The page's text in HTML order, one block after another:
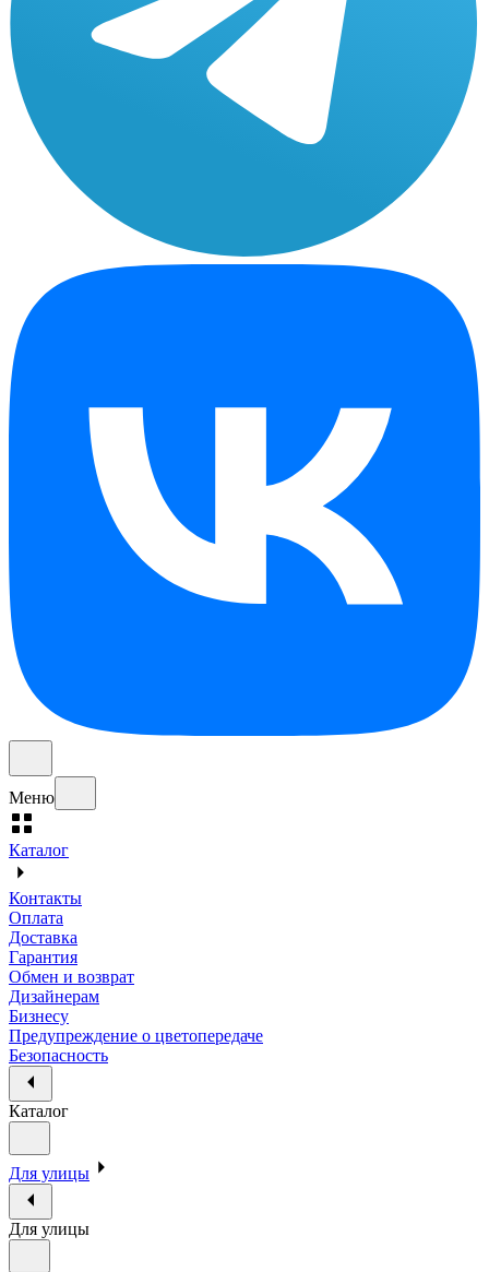
Меню
Каталог
Контакты
Оплата
Доставка
Гарантия
Обмен и возврат
Дизайнерам
Бизнесу
Предупреждение о цветопередаче
Безопасность
Каталог
Для улицы
Для улицы